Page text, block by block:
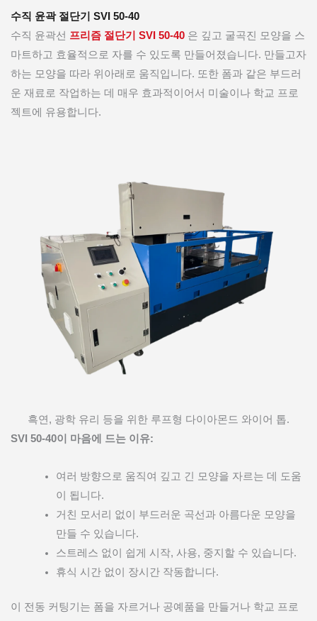
수직 윤곽 절단기 SVI 50-40
수직 윤곽선 프리즘 절단기 SVI 50-40 은 깊고 굴곡진 모양을 스
마트하고 효율적으로 자를 수 있도록 만들어졌습니다. 만들고자
하는 모양을 따라 위아래로 움직입니다. 또한 폼과 같은 부드러
운 재료로 작업하는 데 매우 효과적이어서 미술이나 학교 프로
젝트에 유용합니다.
흑연, 광학 유리 등을 위한 루프형 다이아몬드 와이어 톱.
SVI 50-40이 마음에 드는 이유:
여러 방향으로 움직여 깊고 긴 모양을 자르는 데 도움
이 됩니다.
거친 모서리 없이 부드러운 곡선과 아름다운 모양을
만들 수 있습니다.
스트레스 없이 쉽게 시작, 사용, 중지할 수 있습니다.
휴식 시간 없이 장시간 작동합니다.
이 전동 커팅기는 폼을 자르거나 공예품을 만들거나 학교 프로